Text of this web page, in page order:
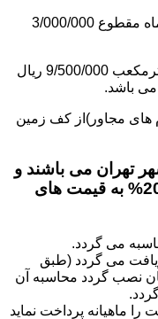
9-اجاره نصب پلاکارد (با مجوز نصب)یک ماه مقطوع 3/000/000
10-اجاره یک ماه زیربتن سنگین تا 100 مترمکعب 9/500/000 ریال
های مجاور)از کف زمین
تهران می باشند و
تا 20 کیلومتر خارج از شهر تهران 20% به قیمت های
می گردد.
می گردد (طبق
نصب گردد محاسبه آن
ماهیانه پرداخت نماید